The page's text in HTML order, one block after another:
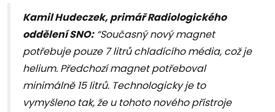
Kamil Hudeczek, primář Radiologického
oddělení SNO:“Současný nový magnet
potřebuje pouze 7 litrů chladícího média, což je
helium. Předchozí magnet potřeboval
minimálně 15 litrů. Technologicky je to
vymyšleno tak, že u tohoto nového přístroje